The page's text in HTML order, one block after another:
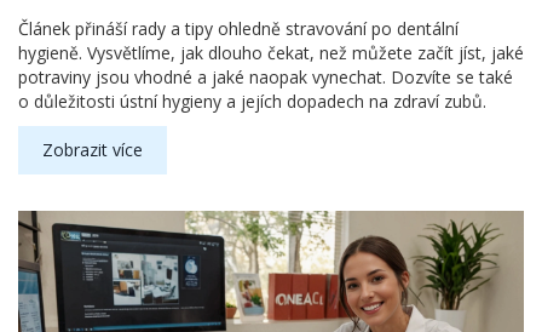
Článek přináší rady a tipy ohledně stravování po dentální
hygieně. Vysvětlíme, jak dlouho čekat, než můžete začít jíst, jaké
potraviny jsou vhodné a jaké naopak vynechat. Dozvíte se také
o důležitosti ústní hygieny a jejích dopadech na zdraví zubů.
Zobrazit více